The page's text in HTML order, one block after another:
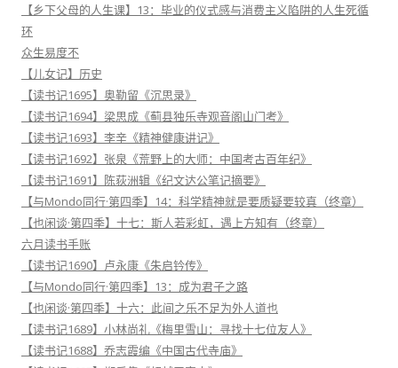
【乡下父母的人生课】13：毕业的仪式感与消费主义陷阱的人生死循
环
众生易度不
【儿女记】历史
【读书记1695】奥勒留《沉思录》
【读书记1694】梁思成《蓟县独乐寺观音阁山门考》
【读书记1693】李辛《精神健康讲记》
【读书记1692】张泉《荒野上的大师：中国考古百年纪》
【读书记1691】陈荻洲辑《纪文达公笔记摘要》
【与Mondo同行·第四季】14：科学精神就是要质疑要较真（终章）
【也闲谈·第四季】十七：斯人若彩虹，遇上方知有（终章）
六月读书手账
【读书记1690】卢永康《朱启钤传》
【与Mondo同行·第四季】13：成为君子之路
【也闲谈·第四季】十六：此间之乐不足为外人道也
【读书记1689】小林尚礼《梅里雪山：寻找十七位友人》
【读书记1688】乔志霞编《中国古代寺庙》